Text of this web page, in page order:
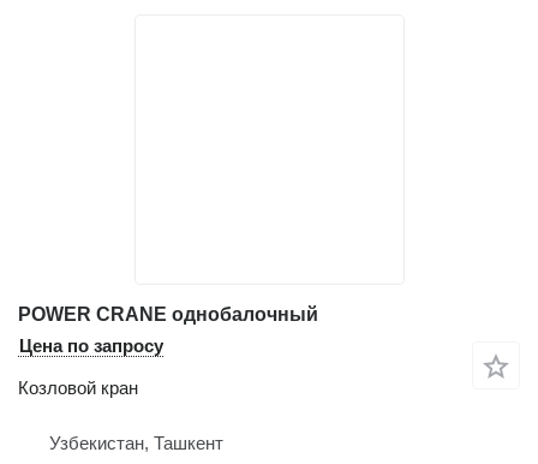
POWER CRANE однобалочный
Цена по запросу
Козловой кран
Узбекистан, Ташкент